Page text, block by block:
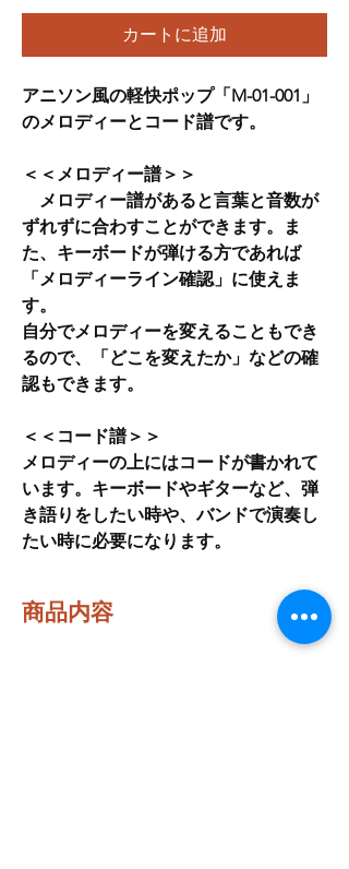
格
カートに追加
アニソン風の軽快ポップ「M-01-001」
のメロディーとコード譜です。
＜＜メロディー譜＞＞
メロディー譜があると言葉と音数が
ずれずに合わすことができます。ま
た、キーボードが弾ける方であれば
「メロディーライン確認」に使えま
す。
自分でメロディーを変えることもでき
るので、「どこを変えたか」などの確
認もできます。
＜＜コード譜＞＞
メロディーの上にはコードが書かれて
います。キーボードやギターなど、弾
き語りをしたい時や、バンドで演奏し
たい時に必要になります。
商品内容